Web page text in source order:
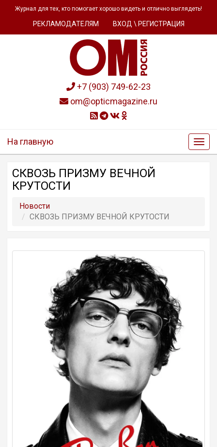
Журнал для тех, кто помогает хорошо видеть и отлично выглядеть!
РЕКЛАМОДАТЕЛЯМ ВХОД \ РЕГИСТРАЦИЯ
+7 (903) 749-62-23
om@opticmagazine.ru
На главную
СКВОЗЬ ПРИЗМУ ВЕЧНОЙ
КРУТОСТИ
Новости
СКВОЗЬ ПРИЗМУ ВЕЧНОЙ КРУТОСТИ